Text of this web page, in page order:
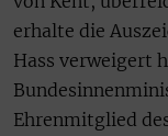
erhalte die
Hass verweigert
Ehrenmitglied